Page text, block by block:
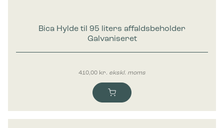
Bica Hylde til 95 liters affaldsbeholder
Galvaniseret
410,00 kr. ekskl. moms